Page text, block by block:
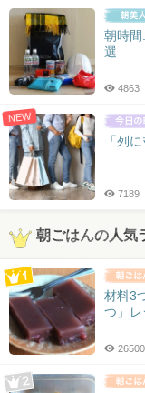
朝時
選
4863
NEW
「列
7189
朝ごはんの人気
材料3
つ」レ
26500